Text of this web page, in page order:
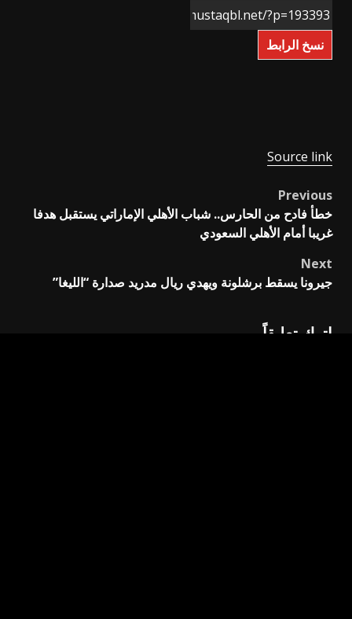
نسخ الرابط
Source link
Post
navigation
Previous
خطأ فادح من الحارس.. شباب الأهلي الإماراتي يستقبل هدفا
غريبا أمام الأهلي السعودي
Next
جيرونا يسقط برشلونة ويهدي ريال مدريد صدارة “الليغا”
اترك تعليقاً